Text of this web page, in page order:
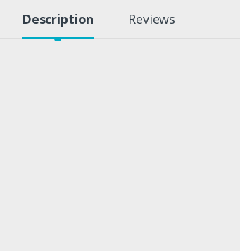
Description Reviews